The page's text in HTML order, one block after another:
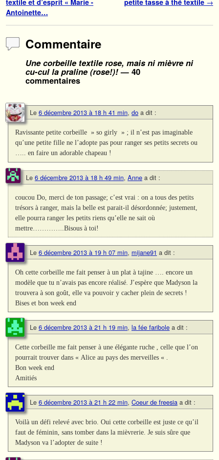
Antoinette…
Commentaire
Une corbeille textile rose, mais ni mièvre ni
cu-cul la praline (rose!)!— 40
commentaires
Le 6 décembre 2013 à 18 h 41 min, do a dit :
Ravissante petite corbeille » so girly » ; il n’est pas imaginable
qu’une petite fille ne l’adopte pas pour ranger ses petits secrets ou
….. en faire un adorable chapeau !
Le 6 décembre 2013 à 18 h 49 min, Anne a dit :
coucou Do, merci de ton passage; c’est vrai : on a tous des petits
trésors à ranger, mais la belle est parait-il désordonnée; justement,
elle pourra ranger les petits riens qu’elle ne sait où
mettre…………..Bisous à toi!
Le 6 décembre 2013 à 19 h 07 min, mijane91 a dit :
Oh cette corbeille me fait penser à un plat à tajine …. encore un
modèle que tu n’avais pas encore réalisé. J’espère que Madyson la
trouvera à son goût, elle va pouvoir y cacher plein de secrets !
Bises et bon week end
Le 6 décembre 2013 à 21 h 19 min, la fée faribole a dit :
Cette corbeille me fait penser à une élégante ruche , celle que l’on
pourrait trouver dans « Alice au pays des merveilles « .
Bon week end
Amitiés
Le 6 décembre 2013 à 21 h 22 min, Coeur de freesia a dit :
Voilà un défi relevé avec brio. Oui cette corbeille est juste ce qu’il
faut de féminin, sans tomber dans la mièvrerie. Je suis sûre que
Madyson va l’adopter de suite !